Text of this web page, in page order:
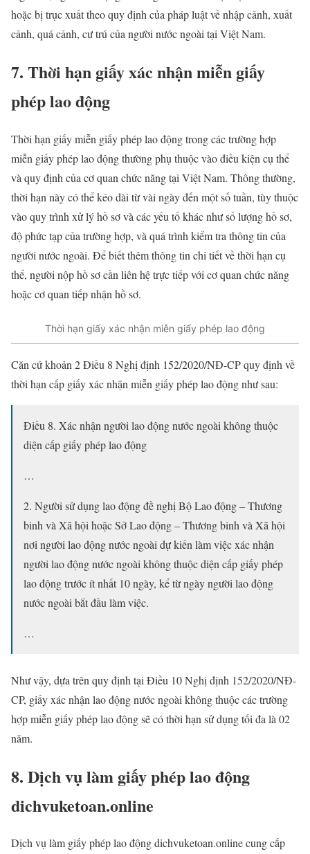
hoặc bị trục xuất theo quy định của pháp luật về nhập cảnh, xuất
cảnh, quá cảnh, cư trú của người nước ngoài tại Việt Nam.
7. Thời hạn giấy xác nhận miễn giấy
phép lao động
Thời hạn giấy miễn giấy phép lao động trong các trường hợp
miễn giấy phép lao động thường phụ thuộc vào điều kiện cụ thể
và quy định của cơ quan chức năng tại Việt Nam. Thông thường,
thời hạn này có thể kéo dài từ vài ngày đến một số tuần, tùy thuộc
vào quy trình xử lý hồ sơ và các yếu tố khác như số lượng hồ sơ,
độ phức tạp của trường hợp, và quá trình kiểm tra thông tin của
người nước ngoài. Để biết thêm thông tin chi tiết về thời hạn cụ
thể, người nộp hồ sơ cần liên hệ trực tiếp với cơ quan chức năng
hoặc cơ quan tiếp nhận hồ sơ.
Thời hạn giấy xác nhận miễn giấy phép lao động
Căn cứ khoản 2 Điều 8 Nghị định 152/2020/NĐ-CP quy định về
thời hạn cấp giấy xác nhận miễn giấy phép lao động như sau:
Điều 8. Xác nhận người lao động nước ngoài không thuộc
diện cấp giấy phép lao động
…
2. Người sử dụng lao động đề nghị Bộ Lao động – Thương
binh và Xã hội hoặc Sở Lao động – Thương binh và Xã hội
nơi người lao động nước ngoài dự kiến làm việc xác nhận
người lao động nước ngoài không thuộc diện cấp giấy phép
lao động trước ít nhất 10 ngày, kể từ ngày người lao động
nước ngoài bắt đầu làm việc.
…
Như vậy, dựa trên quy định tại Điều 10 Nghị định 152/2020/NĐ-
CP, giấy xác nhận lao động nước ngoài không thuộc các trường
hợp miễn giấy phép lao động sẽ có thời hạn sử dụng tối đa là 02
năm.
8. Dịch vụ làm giấy phép lao động
dichvuketoan.online
Dịch vụ làm giấy phép lao động dichvuketoan.online cung cấp